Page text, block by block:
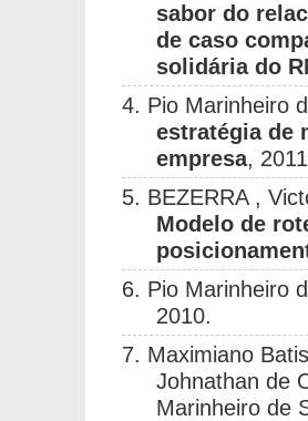
sabor do
de caso
solidária do
4. Pio Marinheiro
estratégia de
empresa,
5. BEZERRA ,
Modelo de
6. Pio Marinheiro
2010.
7. Maximiano
Johnathan de
Marinheiro de